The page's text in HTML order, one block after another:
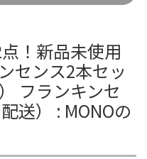
！新品未使用
センス2本セッ
フランキンセ
送） : MONOの